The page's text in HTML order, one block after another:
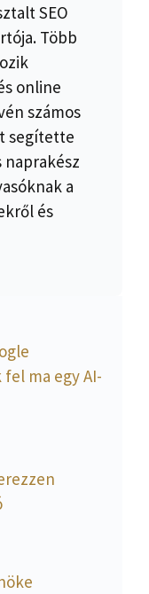
SEO
Több
online
számos
segítette
naprakész
a
és
ma egy AI-